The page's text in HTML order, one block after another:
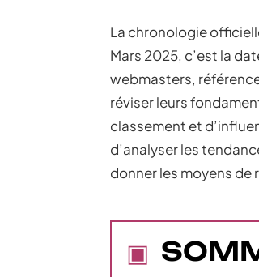
La chronologie
Mars 2025, c’est la
webmasters,
réviser leurs
classement et
d’analyser les
donner les moyens de